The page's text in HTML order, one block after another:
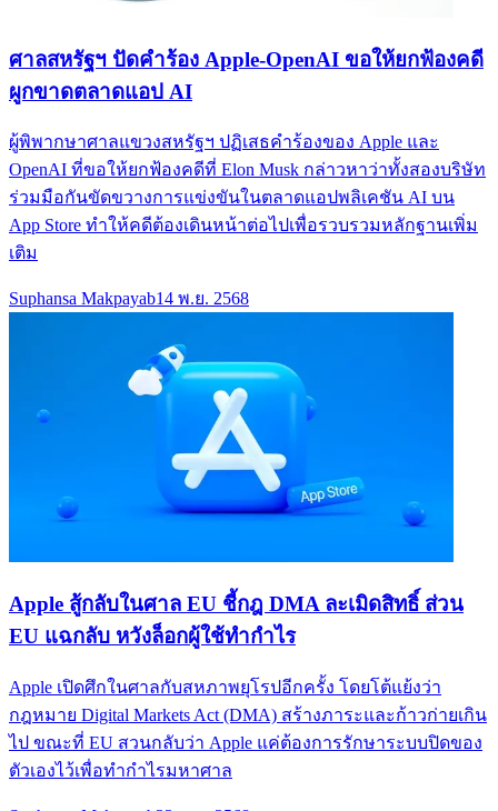
ศาลสหรัฐฯ ปัดคำร้อง Apple-OpenAI ขอให้ยกฟ้องคดี
ผูกขาดตลาดแอป AI
ผู้พิพากษาศาลแขวงสหรัฐฯ ปฏิเสธคำร้องของ Apple และ
OpenAI ที่ขอให้ยกฟ้องคดีที่ Elon Musk กล่าวหาว่าทั้งสองบริษัท
ร่วมมือกันขัดขวางการแข่งขันในตลาดแอปพลิเคชัน AI บน
App Store ทำให้คดีต้องเดินหน้าต่อไปเพื่อรวบรวมหลักฐานเพิ่ม
เติม
Suphansa Makpayab14 พ.ย. 2568
Apple สู้กลับในศาล EU ชี้กฎ DMA ละเมิดสิทธิ์ ส่วน
EU แฉกลับ หวังล็อกผู้ใช้ทำกำไร
Apple เปิดศึกในศาลกับสหภาพยุโรปอีกครั้ง โดยโต้แย้งว่า
กฎหมาย Digital Markets Act (DMA) สร้างภาระและก้าวก่ายเกิน
ไป ขณะที่ EU สวนกลับว่า Apple แค่ต้องการรักษาระบบปิดของ
ตัวเองไว้เพื่อทำกำไรมหาศาล